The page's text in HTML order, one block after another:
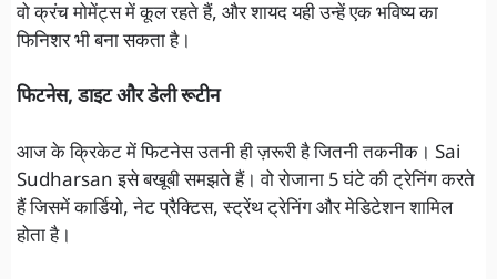
वो क्रंच मोमेंट्स में कूल रहते हैं, और शायद यही उन्हें एक भविष्य का
फिनिशर भी बना सकता है।
फिटनेस, डाइट और डेली रूटीन
आज के क्रिकेट में फिटनेस उतनी ही ज़रूरी है जितनी तकनीक। Sai
Sudharsan इसे बखूबी समझते हैं। वो रोजाना 5 घंटे की ट्रेनिंग करते
हैं जिसमें कार्डियो, नेट प्रैक्टिस, स्ट्रेंथ ट्रेनिंग और मेडिटेशन शामिल
होता है।